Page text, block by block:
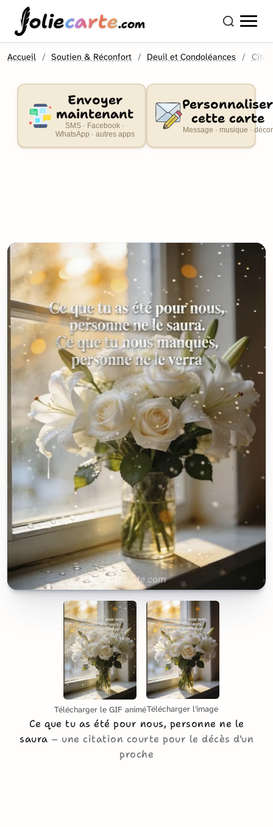
oliecarte.com
Accueil Soutien & Réconfort Deuil et Condoléances
Envoyer
maintenant
SMS · Facebook ·
WhatsApp · autres apps
Personnaliser
cette carte
Message · musique · décor
Télécharger le GIF animéTélécharger l'image
Ce que tu as été pour nous, personne ne le
saura
une citation courte pour le décès d'un
proche